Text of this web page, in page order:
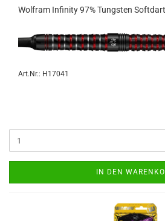
Wolf­ram In­fi­ni­ty 97% Tungs­ten
Art.Nr.: H17041
IN DEN